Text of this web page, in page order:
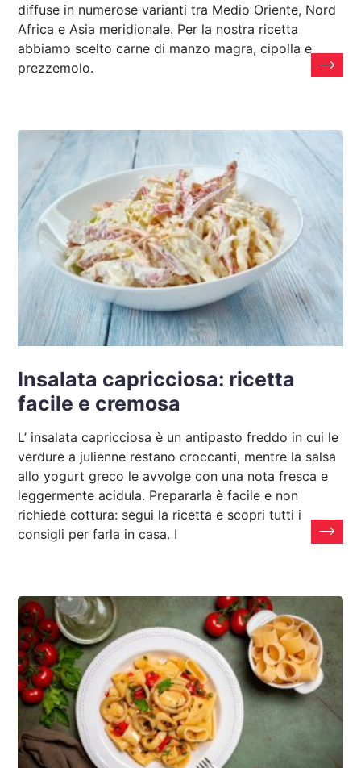
diffuse in numerose varianti tra Medio Oriente, Nord
Africa e Asia meridionale. Per la nostra ricetta
abbiamo scelto carne di manzo magra, cipolla e
prezzemolo.
Insalata capricciosa: ricetta
facile e cremosa
L’ insalata capricciosa è un antipasto freddo in cui le
verdure a julienne restano croccanti, mentre la salsa
allo yogurt greco le avvolge con una nota fresca e
leggermente acidula. Prepararla è facile e non
richiede cottura: segui la ricetta e scopri tutti i
consigli per farla in casa. I